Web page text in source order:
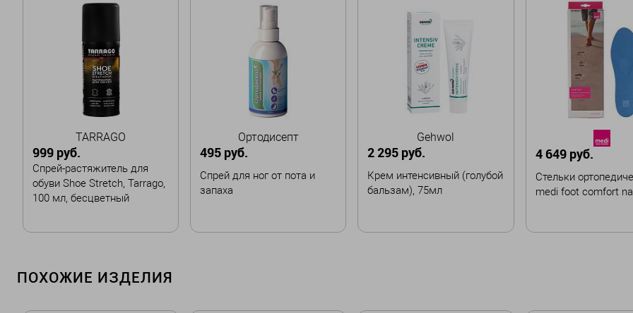
TARRAGO
999 руб.
Спрей-растяжитель для
обуви Shoe Stretch, Tarrago,
100 мл, бесцветный
Ортодисепт
495 руб.
Спрей для ног от пота и
запаха
Gehwol
2 295 руб.
Крем интенсивный (голубой
бальзам), 75мл
4 649 руб.
Стельки
medi foot comfort
ПОХОЖИЕ ИЗДЕЛИЯ